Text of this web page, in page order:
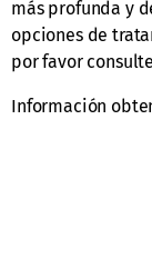
más profunda y
opciones de
por favor
Información